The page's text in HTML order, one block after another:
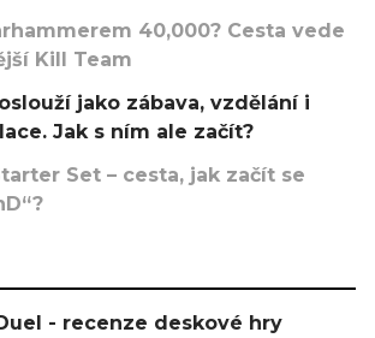
40,000? Cesta vede
Kill Team
jako zábava, vzdělání i
Jak s ním ale začít?
Set – cesta, jak začít se
- recenze deskové hry